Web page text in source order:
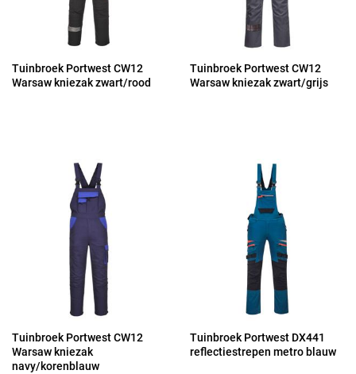
Tuinbroek Portwest CW12
Warsaw kniezak zwart/rood
Tuinbroek Portwest CW12
Warsaw kniezak zwart/grijs
Tuinbroek Portwest CW12
Warsaw kniezak
navy/korenblauw
Tuinbroek Portwest DX441
reflectiestrepen metro blauw